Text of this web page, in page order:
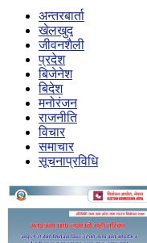
अन्तरबार्ता
खेलखुद
जीवनशैली
प्रदेश
बिजेनेश
बिदेश
मनोरंजन
राजनीति
विचार
समाचार
सूचनाप्रविधि